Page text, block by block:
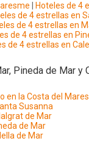
Hoteles de 4
de 4 estrellas en
de 4 estrellas en
de 4 estrellas en
de 4 estrellas en
Pineda de Mar y
en la Costa del
Susanna
de Mar
de Mar
de Mar